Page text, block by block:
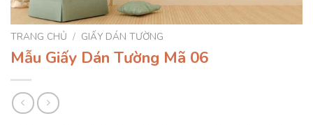
TRANG CHỦ / GIẤY DÁN TƯỜNG
Mẫu Giấy Dán Tường Mã 06